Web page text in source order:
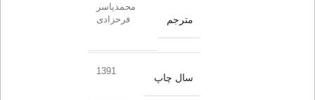
مترجم
محمدیاسر
فرحزادی
سال چاپ
1391